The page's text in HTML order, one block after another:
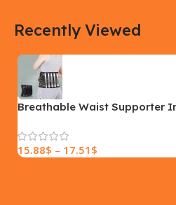
Yellow, Blue, Pink
SIZE
Recently Viewed
Breathable Waist Supporter
15.88$ – 17.51 $